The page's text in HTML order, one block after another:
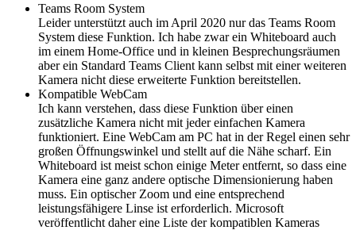
Teams Room System
Leider unterstützt auch im April 2020 nur das Teams Room
System diese Funktion. Ich habe zwar ein Whiteboard auch
im einem Home-Office und in kleinen Besprechungsräumen
aber ein Standard Teams Client kann selbst mit einer weiteren
Kamera nicht diese erweiterte Funktion bereitstellen.
Kompatible WebCam
Ich kann verstehen, dass diese Funktion über einen
zusätzliche Kamera nicht mit jeder einfachen Kamera
funktioniert. Eine WebCam am PC hat in der Regel einen sehr
großen Öffnungswinkel und stellt auf die Nähe scharf. Ein
Whiteboard ist meist schon einige Meter entfernt, so dass eine
Kamera eine ganz andere optische Dimensionierung haben
muss. Ein optischer Zoom und eine entsprechend
leistungsfähigere Linse ist erforderlich. Microsoft
veröffentlicht daher eine Liste der kompatiblen Kameras